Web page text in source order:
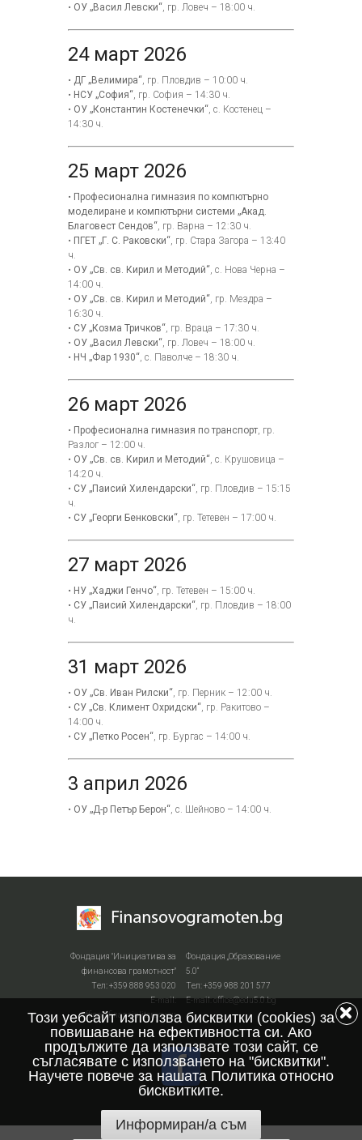
• ОУ „Васил Левски“, гр. Ловеч – 18:00 ч.
24 март 2026
• ДГ „Велимира“, гр. Пловдив – 10:00 ч.
• НСУ „София“, гр. София – 14:30 ч.
• ОУ „Константин Костенечки“, с. Костенец –
14:30 ч.
25 март 2026
• Професионална гимназия по компютърно
моделиране и компютърни системи „Акад.
Благовест Сендов“, гр. Варна – 12:30 ч.
• ПГЕТ „Г. С. Раковски“, гр. Стара Загора – 13:40
ч.
• ОУ „Св. св. Кирил и Методий“, с. Нова Черна –
14:00 ч.
• ОУ „Св. св. Кирил и Методий“, гр. Мездра –
16:30 ч.
• СУ „Козма Тричков“, гр. Враца – 17:30 ч.
• ОУ „Васил Левски“, гр. Ловеч – 18:00 ч.
• НЧ „Фар 1930“, с. Паволче – 18:30 ч.
26 март 2026
• Професионална гимназия по транспорт, гр.
Разлог – 12:00 ч.
• ОУ „Св. св. Кирил и Методий“, с. Крушовица –
14:20 ч.
• СУ „Паисий Хилендарски“, гр. Пловдив – 15:15
ч.
• СУ „Георги Бенковски“, гр. Тетевен – 17:00 ч.
27 март 2026
• НУ „Хаджи Генчо“, гр. Тетевен – 15:00 ч.
• СУ „Паисий Хилендарски“, гр. Пловдив – 18:00
ч.
31 март 2026
• ОУ „Св. Иван Рилски“, гр. Перник – 12:00 ч.
• СУ „Св. Климент Охридски“, гр. Ракитово –
14:00 ч.
• СУ „Петко Росен“, гр. Бургас – 14:00 ч.
3 април 2026
• ОУ „Д-р Петър Берон“, с. Шейново – 14:00 ч.
Фондация „Образование
5.0“
Тел: +359 988 201 577
Е-mail: office@edu5.0.bg
Фондация "Инициатива за
финансова грамотност"
Тел: +359 888 953 020
Е-mail:
office@financialiteracy.eu
Този уебсайт използва бисквитки (cookies) за
повишаване на ефективността си. Ако
продължите да използвате този сайт, се
съгласявате с използването на "бисквитки".
Научете повече за нашата Политика относно
бисквитките.
Информиран/а съм